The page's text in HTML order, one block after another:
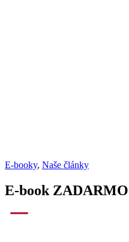
E-booky, Naše články
E-book